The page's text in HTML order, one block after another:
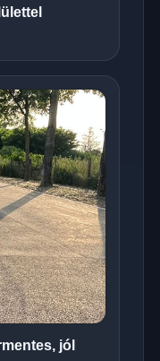
jól